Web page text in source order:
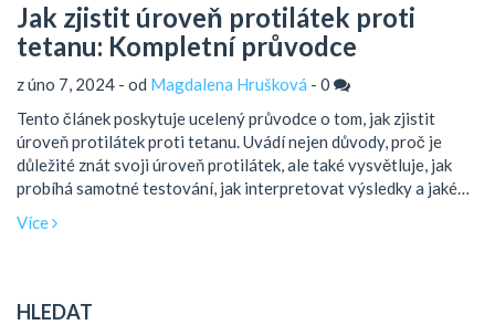
Jak zjistit úroveň protilátek proti
tetanu: Kompletní průvodce
z úno 7, 2024 - od Magdalena Hrušková - 0
Tento článek poskytuje ucelený průvodce o tom, jak zjistit
úroveň protilátek proti tetanu. Uvádí nejen důvody, proč je
důležité znát svoji úroveň protilátek, ale také vysvětluje, jak
probíhá samotné testování, jak interpretovat výsledky a jaké
článek nabízí zajímavé informace a tipy o prevenci tetanu a
Více
HLEDAT